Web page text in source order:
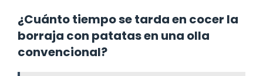
¿Cuánto tiempo se tarda en cocer la
borraja con patatas en una olla
convencional?